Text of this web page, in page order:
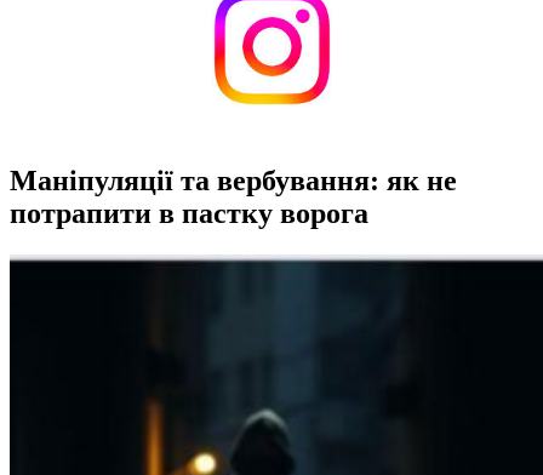
Маніпуляції та вербування: як не
потрапити в пастку ворога